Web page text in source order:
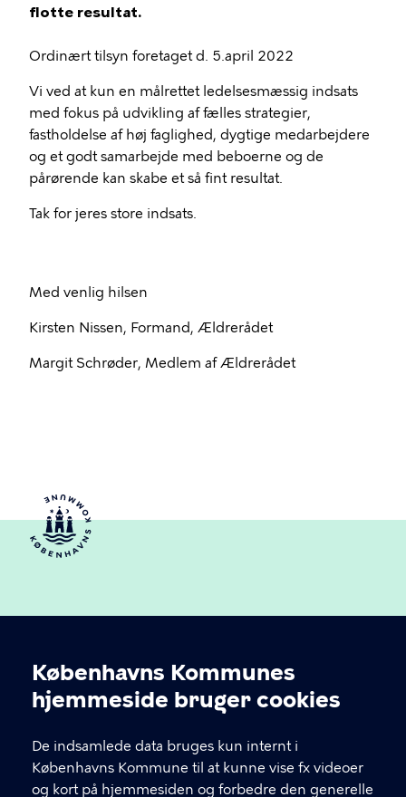
Cookieindstillinger
Københavns Kommunes
hjemmeside bruger cookies
De indsamlede data bruges kun internt i
Københavns Kommune til at kunne vise fx videoer
og kort på hjemmesiden og forbedre den generelle
flotte resultat.
Ordinært tilsyn foretaget d. 5.april 2022
Vi ved at kun en målrettet ledelsesmæssig indsats
med fokus på udvikling af fælles strategier,
fastholdelse af høj faglighed, dygtige medarbejdere
og et godt samarbejde med beboerne og de
pårørende kan skabe et så fint resultat.
Tak for jeres store indsats.
Med venlig hilsen
Kirsten Nissen, Formand, Ældrerådet
Margit Schrøder, Medlem af Ældrerådet
Københavns Kommune